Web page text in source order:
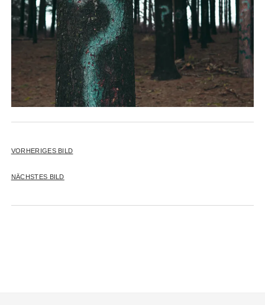
DIALOGBÜCHER
linkedin
email xing
VORHERIGES BILD
NÄCHSTES BILD